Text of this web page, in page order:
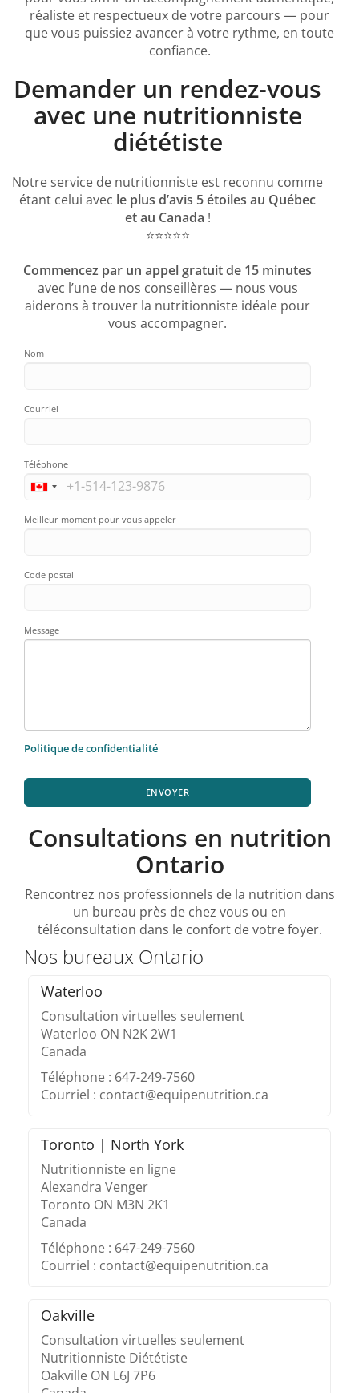
réaliste et respectueux de votre parcours — pour
que vous puissiez avancer à votre rythme, en toute
confiance.
Demander un rendez-vous
avec une nutritionniste
diététiste
Notre service de nutritionniste est reconnu comme
étant celui avec le plus d’avis 5 étoiles au Québec
et au Canada !
⭐️⭐️⭐️⭐️⭐️
Commencez par un appel gratuit de 15 minutes
avec l’une de nos conseillères — nous vous
aiderons à trouver la nutritionniste idéale pour
vous accompagner.
Nom
Courriel
Téléphone
Meilleur moment pour vous appeler
Code postal
Message
Politique de confidentialité
ENVOYER
Consultations en nutrition
Ontario
Rencontrez nos professionnels de la nutrition dans
un bureau près de chez vous ou en
téléconsultation dans le confort de votre foyer.
Nos bureaux Ontario
Waterloo
Consultation virtuelles seulement
Waterloo ON N2K 2W1
Canada
Téléphone : 647-249-7560
Courriel : contact@equipenutrition.ca
Toronto | North York
Nutritionniste en ligne
Alexandra Venger
Toronto ON M3N 2K1
Canada
Téléphone : 647-249-7560
Courriel : contact@equipenutrition.ca
Oakville
Consultation virtuelles seulement
Nutritionniste Diététiste
Oakville ON L6J 7P6